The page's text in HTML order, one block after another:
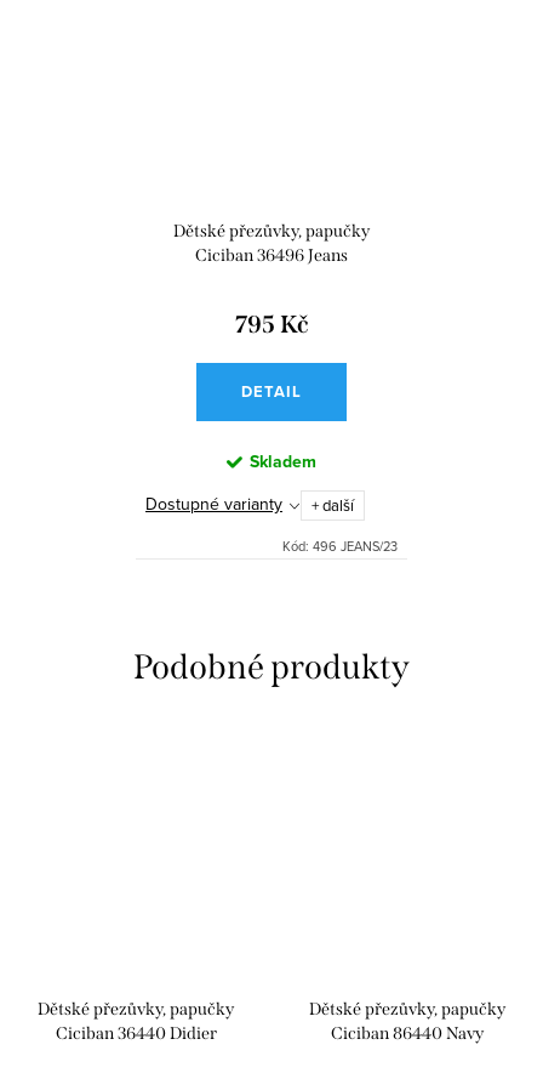
Dětské přezůvky, papučky
Ciciban 36496 Jeans
795 Kč
DETAIL
Skladem
Dostupné varianty
+ další
Kód: 496 JEANS/23
Dětské přezůvky, papučky
Ciciban 36440 Didier
Dětské přezůvky, papučky
Ciciban 86440 Navy